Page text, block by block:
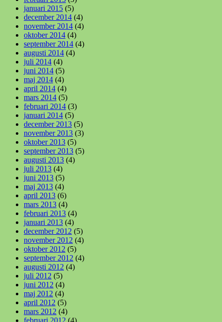
januari 2015 (5)
december 2014 (4)
november 2014 (4)
oktober 2014 (4)
september 2014 (4)
augusti 2014 (4)
juli 2014 (4)
juni 2014 (5)
maj 2014 (4)
april 2014 (4)
mars 2014 (5)
februari 2014 (3)
januari 2014 (5)
december 2013 (5)
november 2013 (3)
oktober 2013 (5)
september 2013 (5)
augusti 2013 (4)
juli 2013 (4)
juni 2013 (5)
maj 2013 (4)
april 2013 (6)
mars 2013 (4)
februari 2013 (4)
januari 2013 (4)
december 2012 (5)
november 2012 (4)
oktober 2012 (5)
september 2012 (4)
augusti 2012 (4)
juli 2012 (5)
juni 2012 (4)
maj 2012 (4)
april 2012 (5)
mars 2012 (4)
februari 2012 (4)